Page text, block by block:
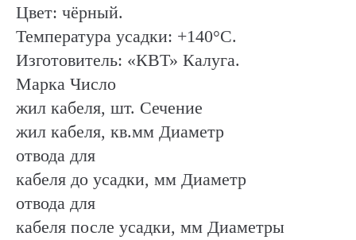
Цвет: чёрный.
Температура усадки: +140°C.
Изготовитель: «КВТ» Калуга.
Марка Число
жил кабеля, шт. Сечение
жил кабеля, кв.мм Диаметр
отвода для
кабеля до усадки, мм Диаметр
отвода для
кабеля после усадки, мм Диаметры